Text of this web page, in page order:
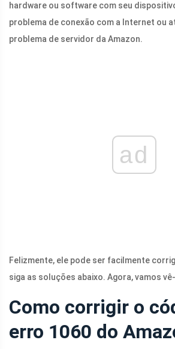
hardware ou software com seu
problema de conexão com a Internet ou
problema de servidor da Amazon.
ad
Felizmente, ele pode ser facilmente
siga as soluções abaixo. Agora, vamos
Como corrigir o
erro 1060 do